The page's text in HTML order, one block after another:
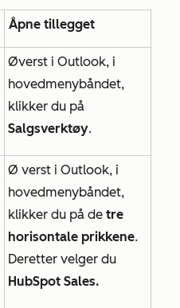
Åpne tillegget
Øverst i Outlook, i
hovedmenybåndet,
klikker du på
Salgsverktøy.
Ø verst i Outlook, i
hovedmenybåndet,
klikker du på de tre
horisontale prikkene.
Deretter velger du
HubSpot Sales.